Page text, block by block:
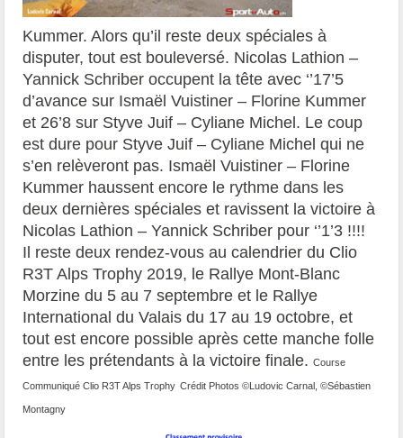
Kummer. Alors qu’il reste deux spéciales à
disputer, tout est bouleversé. Nicolas Lathion –
Yannick Schriber occupent la tête avec ‘’17’5
d’avance sur Ismaël Vuistiner – Florine Kummer
et 26’8 sur Styve Juif – Cyliane Michel. Le coup
est dure pour Styve Juif – Cyliane Michel qui ne
s’en relèveront pas. Ismaël Vuistiner – Florine
Kummer haussent encore le rythme dans les
deux dernières spéciales et ravissent la victoire à
Nicolas Lathion – Yannick Schriber pour ‘’1’3 !!!!
Il reste deux rendez-vous au calendrier du Clio
R3T Alps Trophy 2019, le Rallye Mont-Blanc
Morzine du 5 au 7 septembre et le Rallye
International du Valais du 17 au 19 octobre, et
tout est encore possible après cette manche folle
entre les prétendants à la victoire finale.Course
Communiqué Clio R3T Alps Trophy Crédit Photos ©Ludovic Carnal, ©Sébastien
Montagny